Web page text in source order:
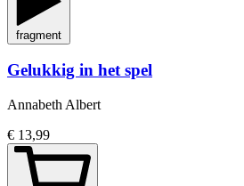
fragment
Gelukkig in het spel
Annabeth Albert
€ 13,99